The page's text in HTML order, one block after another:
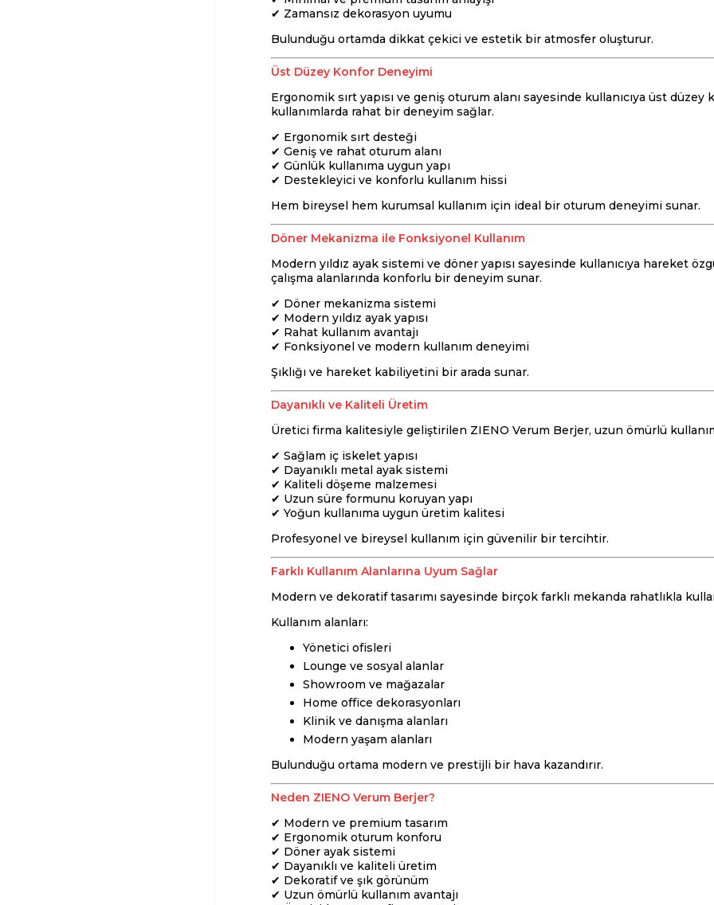
✔ Zamansız dekorasyon uyumu
Bulunduğu ortamda dikkat çekici ve estetik bir atmosfer oluşturur.
Üst Düzey Konfor Deneyimi
Ergonomik sırt yapısı ve geniş oturum alanı sayesinde kullanıcıya üst
kullanımlarda rahat bir deneyim sağlar.
✔ Ergonomik sırt desteği
✔ Geniş ve rahat oturum alanı
✔ Günlük kullanıma uygun yapı
✔ Destekleyici ve konforlu kullanım hissi
Hem bireysel hem kurumsal kullanım için ideal bir oturum deneyimi sunar.
Döner Mekanizma ile Fonksiyonel Kullanım
Modern yıldız ayak sistemi ve döner yapısı sayesinde kullanıcıya hareket
çalışma alanlarında konforlu bir deneyim sunar.
✔ Döner mekanizma sistemi
✔ Modern yıldız ayak yapısı
✔ Rahat kullanım avantajı
✔ Fonksiyonel ve modern kullanım deneyimi
Şıklığı ve hareket kabiliyetini bir arada sunar.
Dayanıklı ve Kaliteli Üretim
Üretici firma kalitesiyle geliştirilen ZIENO Verum Berjer, uzun ömürlü
✔ Sağlam iç iskelet yapısı
✔ Dayanıklı metal ayak sistemi
✔ Kaliteli döşeme malzemesi
✔ Uzun süre formunu koruyan yapı
✔ Yoğun kullanıma uygun üretim kalitesi
Profesyonel ve bireysel kullanım için güvenilir bir tercihtir.
Farklı Kullanım Alanlarına Uyum Sağlar
Modern ve dekoratif tasarımı sayesinde birçok farklı mekanda rahatlıkla
Kullanım alanları:
Yönetici ofisleri
Lounge ve sosyal alanlar
Showroom ve mağazalar
Home office dekorasyonları
Klinik ve danışma alanları
Modern yaşam alanları
Bulunduğu ortama modern ve prestijli bir hava kazandırır.
Neden ZIENO Verum Berjer?
✔ Modern ve premium tasarım
✔ Ergonomik oturum konforu
✔ Döner ayak sistemi
✔ Dayanıklı ve kaliteli üretim
✔ Dekoratif ve şık görünüm
✔ Uzun ömürlü kullanım avantajı